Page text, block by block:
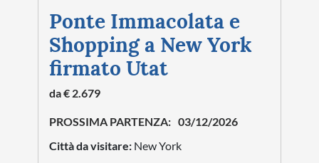
Ponte Immacolata e
Shopping a New York
firmato Utat
da € 2.679
PROSSIMA PARTENZA: 03/12/2026
Città da visitare: New York